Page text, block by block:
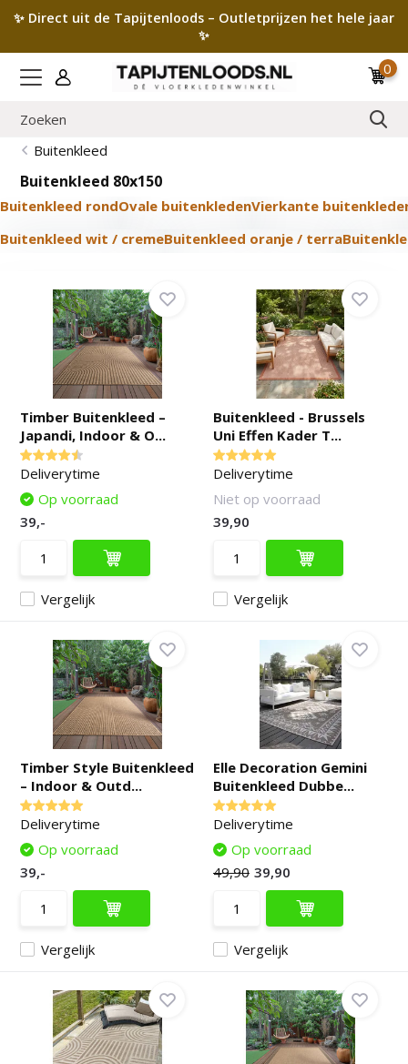
✨ Direct uit de Tapijtenloods – Outletprijzen het hele jaar
✨
0
Buitenkleed
Buitenkleed 80x150
Buitenkleed rondOvale buitenkledenVierkante
Buitenkleed wit / cremeBuitenkleed oranje / terra
Timber Buitenkleed –
Japandi, Indoor & O...
Deliverytime
Vergelijk
Op voorraad
39,-
Buitenkleed - Brussels
Uni Effen Kader T...
Deliverytime
Vergelijk
Niet op voorraad
39,90
Timber Style Buitenkleed
– Indoor & Outd...
Deliverytime
Vergelijk
Op voorraad
39,-
Elle Decoration Gemini
Buitenkleed Dubbe...
Deliverytime
Vergelijk
Op voorraad
49,90 39,90